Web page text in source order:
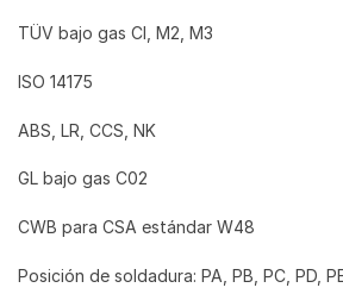
TÜV bajo gas Cl, M2, M3
ISO 14175
ABS, LR, CCS, NK
GL bajo gas C02
CWB para CSA estándar W48
Posición de soldadura: PA, PB, PC, PD,